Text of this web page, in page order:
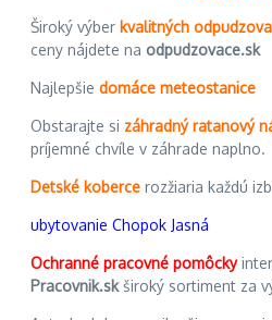
Široký výber kvalitných
ceny nájdete na odpudzovace.sk
Najlepšie domáce meteostanice
Obstarajte si záhradný ratanový
príjemné chvíle v záhrade naplno.
Detské koberce rozžiaria každú
ubytovanie Chopok Jasná
Ochranné pracovné pomôcky
Pracovnik.skširoký sortiment za